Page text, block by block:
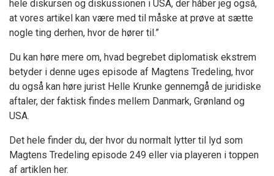
hele diskursen og diskussionen i USA, der håber jeg også,
at vores artikel kan være med til måske at prøve at sætte
nogle ting derhen, hvor de hører til.”
Du kan høre mere om, hvad begrebet diplomatisk ekstrem
betyder i denne uges episode af Magtens Tredeling, hvor
du også kan høre jurist Helle Krunke gennemgå de juridiske
aftaler, der faktisk findes mellem Danmark, Grønland og
USA.
Det hele finder du, der hvor du normalt lytter til lyd som
Magtens Tredeling episode 249 eller via playeren i toppen
af artiklen her.